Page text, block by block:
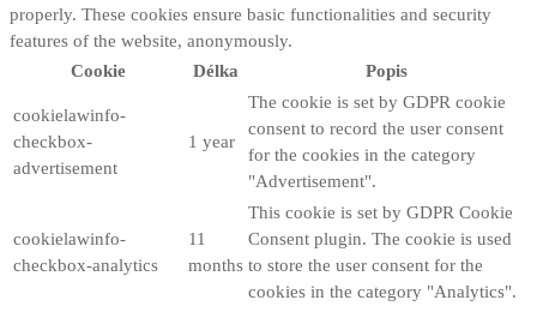
properly. These cookies ensure basic functionalities and security
features of the website, anonymously.
Cookie
Délka Popis
cookielawinfo-
checkbox-
advertisement
1 year
The cookie is set by GDPR cookie
consent to record the user consent
for the cookies in the category
"Advertisement".
cookielawinfo-
checkbox-analytics
11
months
This cookie is set by GDPR Cookie
Consent plugin. The cookie is used
to store the user consent for the
cookies in the category "Analytics".